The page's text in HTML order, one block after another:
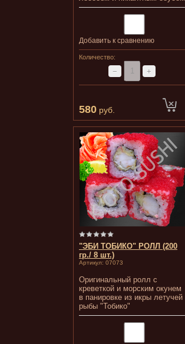
Добавить к сравнению
Количество:
− +
580 руб.
"ЭБИ ТОБИКО" РОЛЛ (200
гр./ 8 шт.)
Артикул: 07073
Оригинальный ролл с
креветкой и морским окунем
в панировке из икры летучей
рыбы "Тобико"